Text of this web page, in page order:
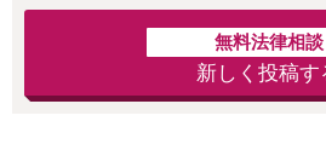
無料法律相談
新しく投稿す